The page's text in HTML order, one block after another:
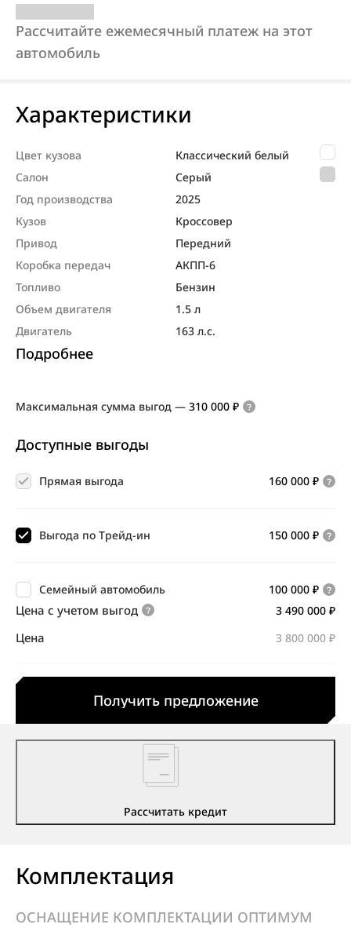
Рассчитайте ежемесячный платеж на этот
автомобиль
Характеристики
Цвет кузова
Классический белый
Салон
Серый
Год производства
2025
Кузов
Кроссовер
Привод
Передний
Коробка передач
АКПП-6
Топливо
Бензин
Объем двигателя
1.5 л
Двигатель
163 л.с.
Подробнее
Максимальная сумма выгод — 310 000 ₽
Доступные выгоды
160 000 ₽
Прямая выгода
150 000 ₽
Выгода по Трейд-ин
100 000 ₽
Семейный автомобиль
Цена с учетом выгод 3 490 000 ₽
Цена 3 800 000 ₽
Получить предложение
Рассчитать кредит
Комплектация
ОСНАЩЕНИЕ КОМПЛЕКТАЦИИ ОПТИМУМ